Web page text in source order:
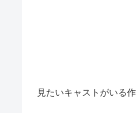
見たいキャストがいる